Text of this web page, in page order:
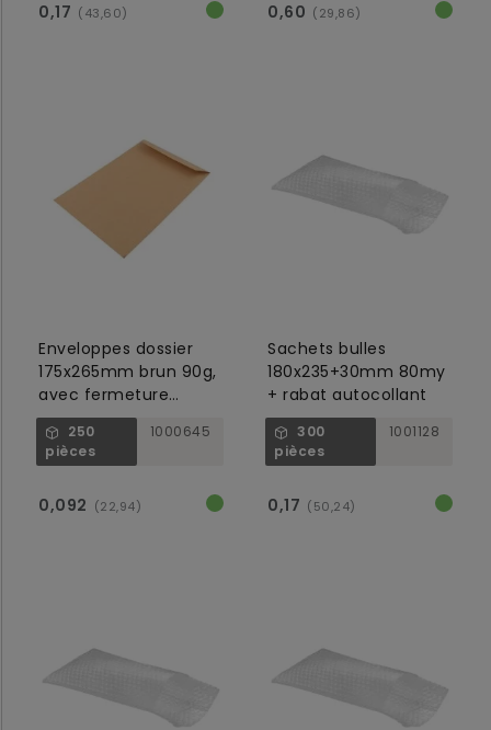
0,17 (43,60) 0,60 (29,86)
Enveloppes dossier
175x265mm brun 90g,
avec fermeture
gommée
250
pièces
1000645
0,092 (22,94)
Sachets bulles
180x235+30mm 80my
+ rabat autocollant
300
pièces
1001128
0,17 (50,24)